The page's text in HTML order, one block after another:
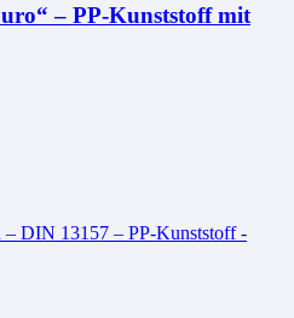
– PP-Kunststoff mit